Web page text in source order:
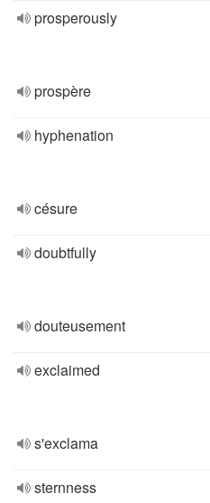
prosperously
prospère
hyphenation
césure
doubtfully
douteusement
exclaimed
s'exclama
sternness